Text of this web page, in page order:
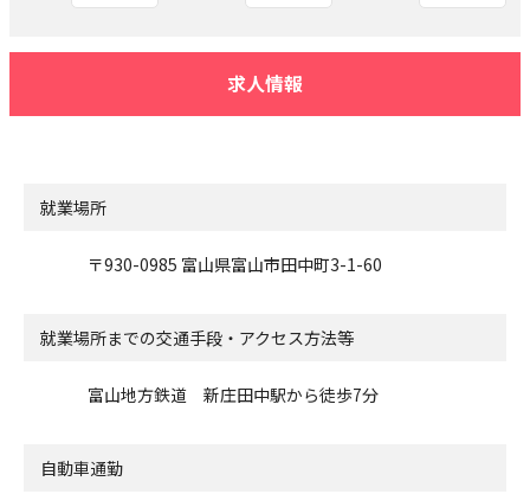
求人情報
就業場所
〒930-0985 富山県富山市田中町3-1-60
就業場所までの交通手段・アクセス方法等
富山地方鉄道 新庄田中駅から徒歩7分
自動車通勤